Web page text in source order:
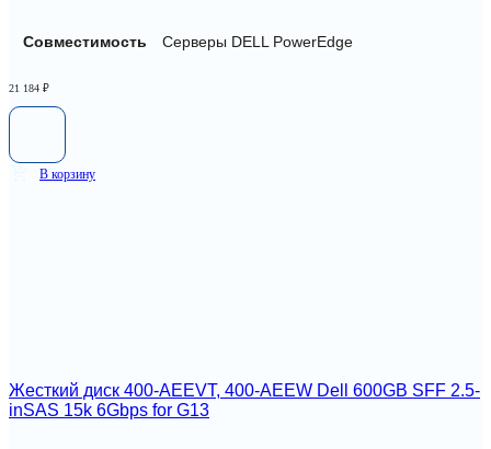
Совместимость Серверы DELL PowerEdge
21 184 ₽
В корзину
Жесткий диск 400-AEEVT, 400-AEEW Dell 600GB SFF 2.5-
inSAS 15k 6Gbps for G13